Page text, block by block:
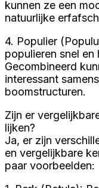
kunnen ze een
natuurlijke
4. Populier
populieren snel
Gecombineerd
interessant
boomstructuren.
Zijn er
lijken?
Ja, er zijn
en vergelijkbare
paar voorbeelden: